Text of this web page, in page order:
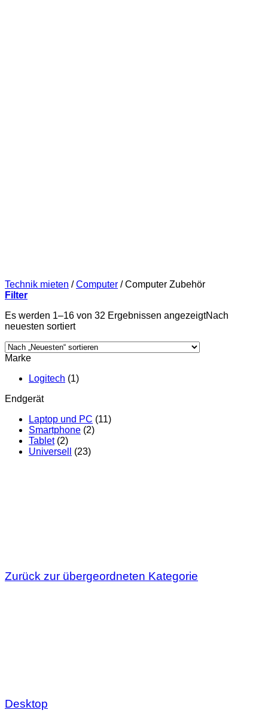
Technik mieten / Computer /Computer Zubehör
Filter
Es werden 1–16 von 32 Ergebnissen angezeigtNach
neuesten sortiert
Marke
Logitech (1)
Endgerät
Laptop und PC (11)
Smartphone (2)
Tablet (2)
Universell
(23)
Zurück zur übergeordneten Kategorie
Desktop